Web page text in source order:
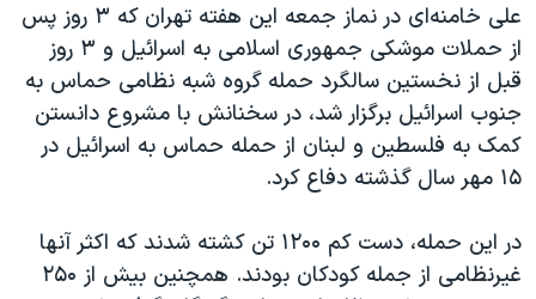
علی خامنه‌ای در نماز جمعه این هفته تهران که ۳ روز پس
از حملات موشکی جمهوری اسلامی به اسرائیل و ۳ روز
قبل از نخستین سالگرد حمله گروه شبه نظامی حماس به
جنوب اسرائیل برگزار شد، در سخنانش با مشروع دانستن
کمک به فلسطین و لبنان از حمله حماس به اسرائیل در
۱۵ مهر سال گذشته دفاع کرد.
در این حمله، دست کم ۱۲۰۰ تن کشته شدند که اکثر آنها
غیرنظامی از جمله کودکان بودند. همچنین بیش از ۲۵۰